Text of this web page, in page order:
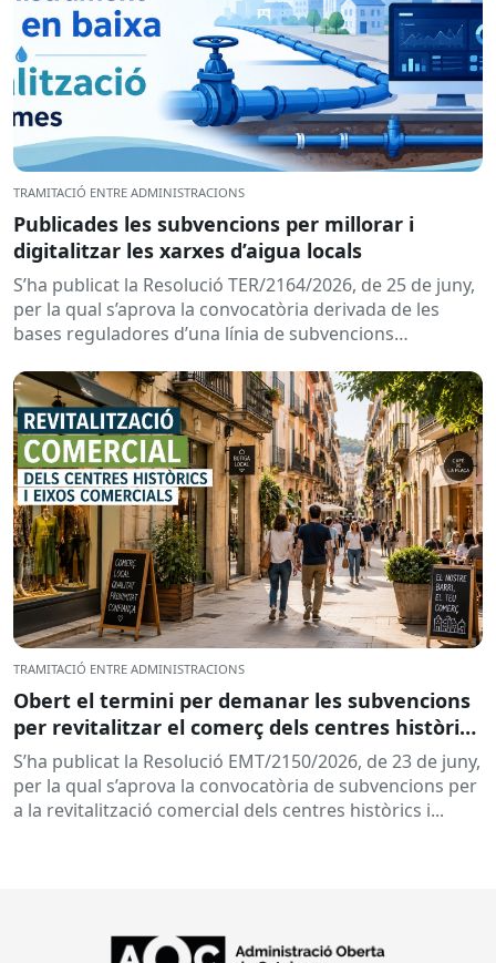
TRAMITACIÓ ENTRE ADMINISTRACIONS
Publicades les subvencions per millorar i
digitalitzar les xarxes d’aigua locals
S’ha publicat la Resolució TER/2164/2026, de 25 de juny,
per la qual s’aprova la convocatòria derivada de les
bases reguladores d’una línia de subvencions
TRAMITACIÓ ENTRE ADMINISTRACIONS
Obert el termini per demanar les subvencions
per revitalitzar el comerç dels centres històrics
i eixos comercials de Catalunya
S’ha publicat la Resolució EMT/2150/2026, de 23 de juny,
per la qual s’aprova la convocatòria de subvencions per
a la revitalització comercial dels centres històrics i...